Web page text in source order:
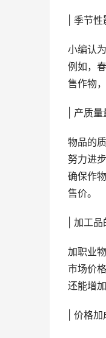
| 季节
小编认
例如，
售作物
| 产质
物品的
努力进
确保作
售价。
| 加工
加职业
市场价
还能增
| 价格